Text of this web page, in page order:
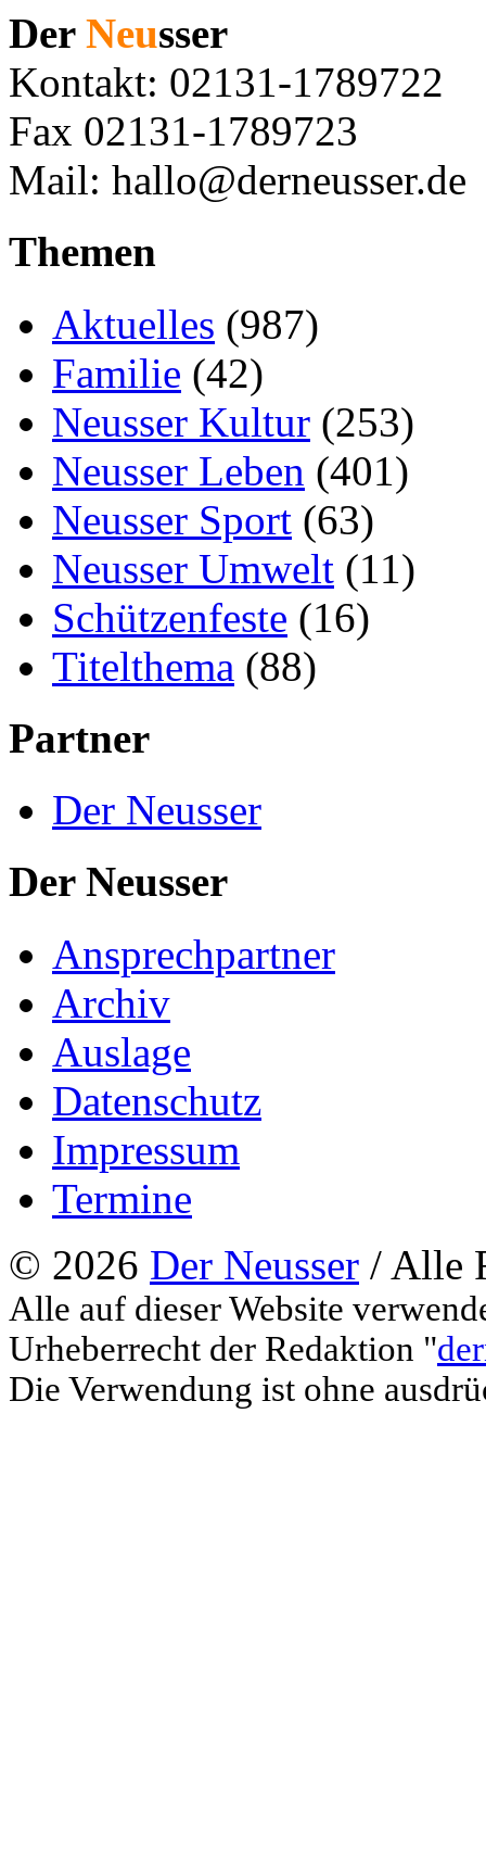
Der Neusser
Kontakt: 02131-1789722
Fax 02131-1789723
Mail: hallo@derneusser.de
Themen
Aktuelles (987)
Familie (42)
Neusser Kultur (253)
Neusser Leben (401)
Neusser Sport (63)
Neusser Umwelt (11)
Schützenfeste (16)
Titelthema (88)
Partner
Der Neusser
Der Neusser
Ansprechpartner
Archiv
Auslage
Datenschutz
Impressum
Termine
© 2026 Der Neusser / Alle
Alle auf dieser Website
Urheberrecht der Redaktion "
Die Verwendung ist ohne